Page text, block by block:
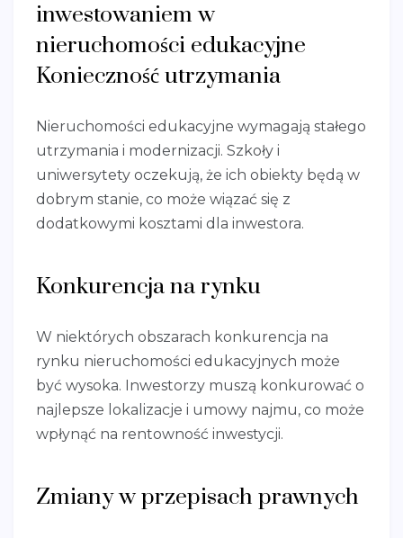
inwestowaniem w
nieruchomości edukacyjne
Konieczność utrzymania
Nieruchomości edukacyjne wymagają stałego
utrzymania i modernizacji. Szkoły i
uniwersytety oczekują, że ich obiekty będą w
dobrym stanie, co może wiązać się z
dodatkowymi kosztami dla inwestora.
Konkurencja na rynku
W niektórych obszarach konkurencja na
rynku nieruchomości edukacyjnych może
być wysoka. Inwestorzy muszą konkurować o
najlepsze lokalizacje i umowy najmu, co może
wpłynąć na rentowność inwestycji.
Zmiany w przepisach prawnych